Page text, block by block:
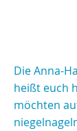
Die Anna-
heißt euch
möchten